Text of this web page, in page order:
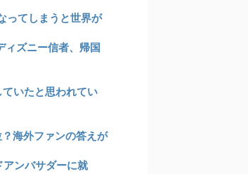
ってしまうと世界が
ィズニー信者、帰国
いたと思われてい
海外ファンの答えが
ンバサダーに就